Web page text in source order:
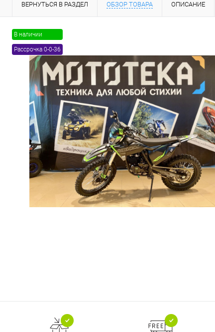
Инструмент
Сварочное
Товары первой
ВЕРНУТЬСЯ В РАЗДЕЛ ОБЗОР ТОВАРА ОПИСАНИЕ
В наличии
Рассрочка 0-0-36